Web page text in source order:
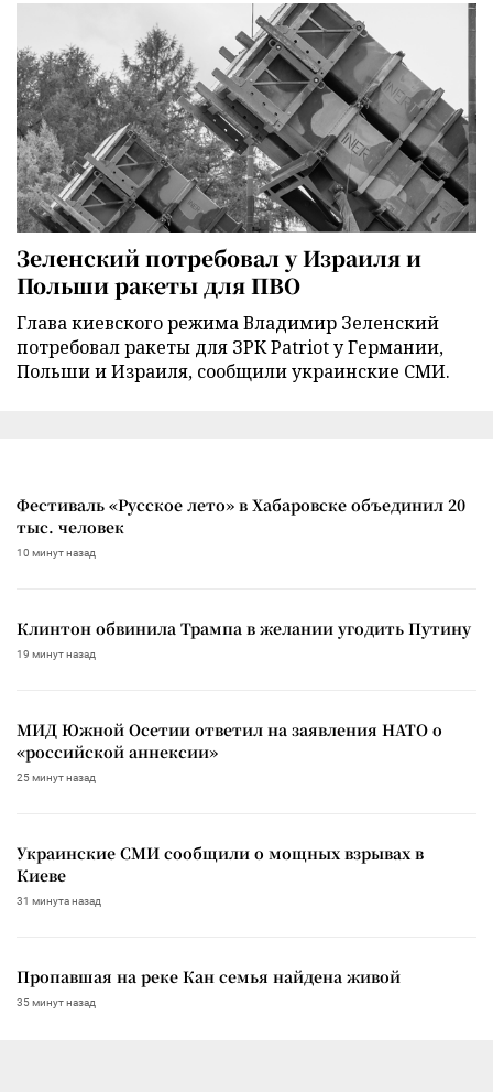
Зеленский потребовал у Израиля и
Польши ракеты для ПВО
Глава киевского режима Владимир Зеленский
потребовал ракеты для ЗРК Patriot у Германии,
Польши и Израиля, сообщили украинские СМИ.
Фестиваль «Русское лето» в Хабаровске объединил 20
тыс. человек
10 минут назад
Клинтон обвинила Трампа в желании угодить Путину
19 минут назад
МИД Южной Осетии ответил на заявления НАТО о
«российской аннексии»
25 минут назад
Украинские СМИ сообщили о мощных взрывах в
Киеве
31 минута назад
Пропавшая на реке Кан семья найдена живой
35 минут назад